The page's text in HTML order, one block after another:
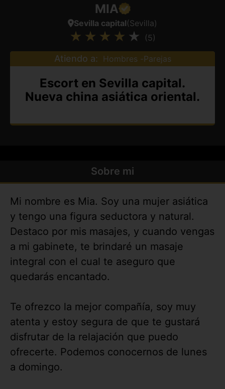
MIA
Sevilla capital(Sevilla)
(5)
Atiendo a: Hombres Parejas
Escort en Sevilla capital.
Nueva china asiática oriental.
Sobre mi
Mi nombre es Mia. Soy una mujer asiática
y tengo una figura seductora y natural.
Destaco por mis masajes, y cuando vengas
a mi gabinete, te brindaré un masaje
integral con el cual te aseguro que
quedarás encantado.
Te ofrezco la mejor compañía, soy muy
atenta y estoy segura de que te gustará
disfrutar de la relajación que puedo
ofrecerte. Podemos conocernos de lunes
a domingo.